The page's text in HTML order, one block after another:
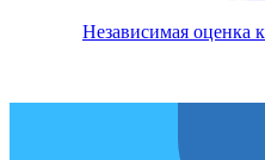
Независимая оценка